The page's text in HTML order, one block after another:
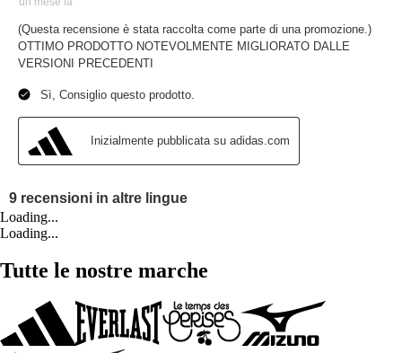
Loading...
Loading...
Tutte le nostre marche